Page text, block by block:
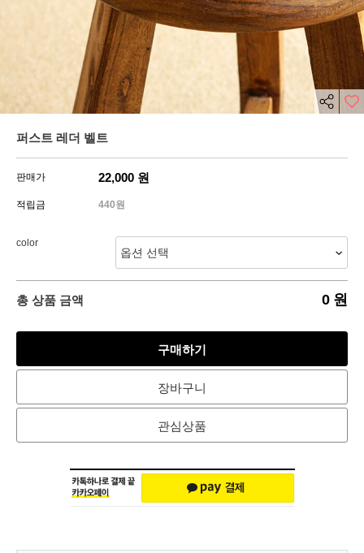
퍼스트 레더 벨트
판매가 22,000 원
적립금 440원
color
총 상품 금액 0 원
구매하기
장바구니
관심상품